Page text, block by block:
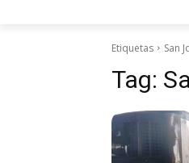
Etiquetas San
Tag: